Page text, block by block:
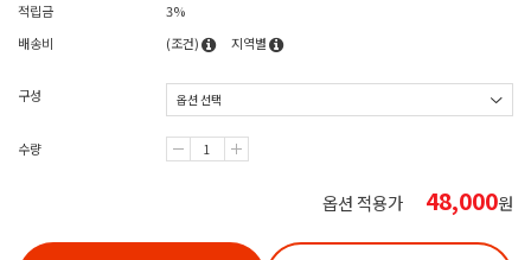
적립금
3%
배송비
(조건) 지역별
구성
수량
옵션 적용가 48,000원